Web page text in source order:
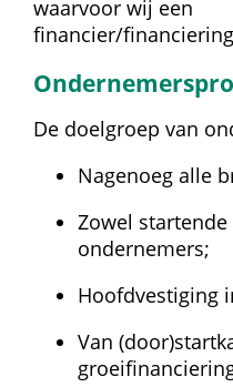
waarvoor wij een
financier/
De doelgroep van
Nagenoeg alle
Zowel
ondernemers;
Hoofdvestiging
Van